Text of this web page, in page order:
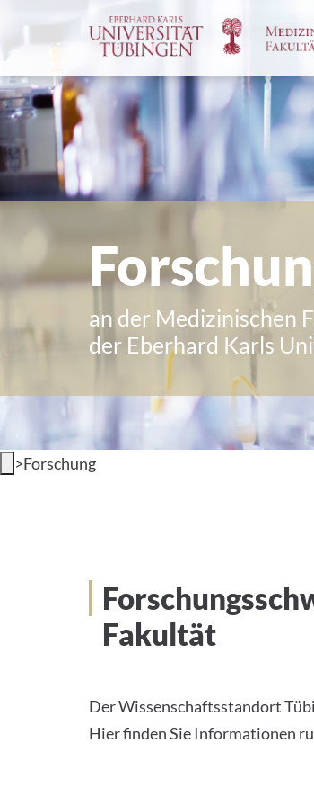
an der Medizinischen
der Eberhard Karls
>Forschung
Fakultät
Der Wissenschaftsstandort
Hier finden Sie Informationen